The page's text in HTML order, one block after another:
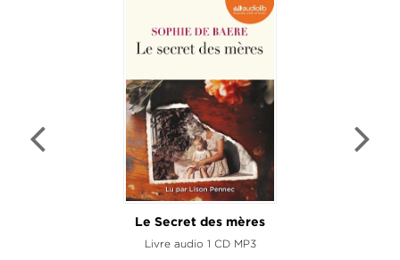
Le Secret des mères
Livre audio 1 CD MP3